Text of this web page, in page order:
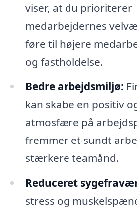
viser, at du prioriterer
medarbejdernes
føre til højere
og fastholdelse.
Bedre arbejdsmiljø:
kan skabe en positiv
atmosfære på
fremmer et sundt
stærkere teamånd.
Reduceret
stress og